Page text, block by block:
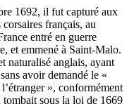
1692, il fut capturé aux
français, au
entré en guerre
et emmené à Saint-Malo.
naturalisé anglais, ayant
avoir demandé le «
», conformément
sous la loi de 1669